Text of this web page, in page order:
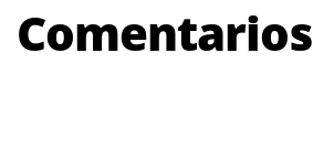
Comentarios